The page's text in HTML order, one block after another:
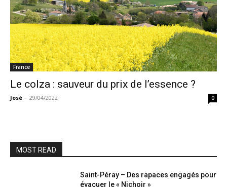
France
Le colza : sauveur du prix de l’essence ?
José - 29/04/2022 0
MOST READ
Saint-Péray – Des rapaces engagés pour
évacuer le « Nichoir »